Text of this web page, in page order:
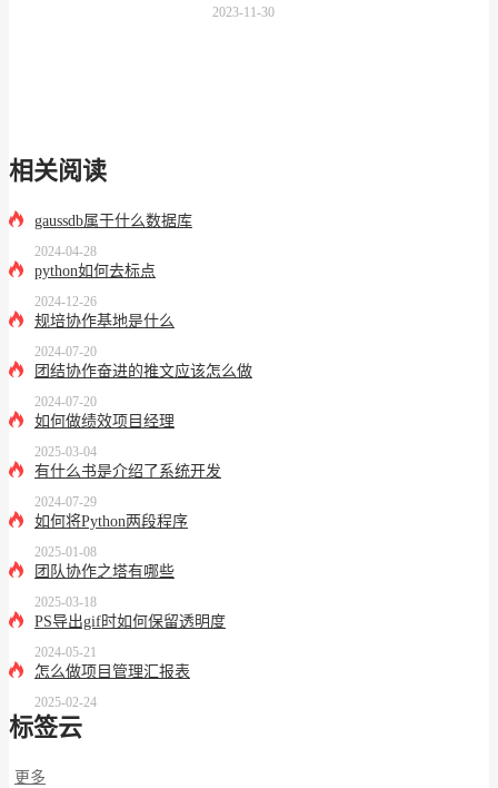
2023-11-30
相关阅读
gaussdb属于什么数据库
2024-04-28
python如何去标点
2024-12-26
规培协作基地是什么
2024-07-20
团结协作奋进的推文应该怎么做
2024-07-20
如何做绩效项目经理
2025-03-04
有什么书是介绍了系统开发
2024-07-29
如何将Python两段程序
2025-01-08
团队协作之塔有哪些
2025-03-18
PS导出gif时如何保留透明度
2024-05-21
怎么做项目管理汇报表
2025-02-24
标签云
更多